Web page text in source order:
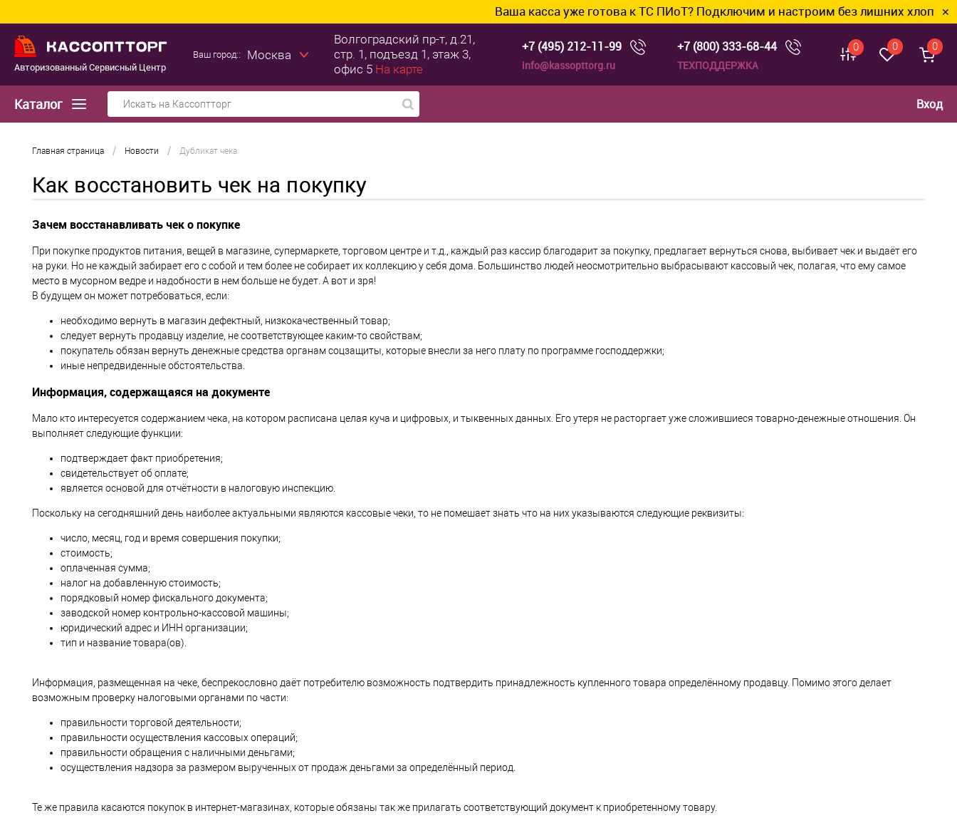
Ваша касса уже готова к ТС ПИоТ? Подключим и настроим без лишних хлопот. ✕
Авторизованный Сервисный Центр
Ваш город:: Москва
Волгоградский пр-т, д.21,
стр. 1, подъезд 1, этаж 3,
офис 5 На карте
+7 (495) 212-11-99
info@kassopttorg.ru
+7 (800) 333-68-44
ТЕХПОДДЕРЖКА
0 0 0
Каталог Вход
Главная страница / Новости / Дубликат чека
Как восстановить чек на покупку
Зачем восстанавливать чек о покупке
При покупке продуктов питания, вещей в магазине, супермаркете, торговом центре и т.д., каждый раз кассир благодарит за покупку, предлагает вернуться снова, выбивает чек и выдаёт его
на руки. Но не каждый забирает его с собой и тем более не собирает их коллекцию у себя дома. Большинство людей неосмотрительно выбрасывают кассовый чек, полагая, что ему самое
место в мусорном ведре и надобности в нем больше не будет. А вот и зря!
В будущем он может потребоваться, если:
необходимо вернуть в магазин дефектный, низкокачественный товар;
следует вернуть продавцу изделие, не соответствующее каким-то свойствам;
покупатель обязан вернуть денежные средства органам соцзащиты, которые внесли за него плату по программе господдержки;
иные непредвиденные обстоятельства.
Информация, содержащаяся на документе
Мало кто интересуется содержанием чека, на котором расписана целая куча и цифровых, и тыквенных данных. Его утеря не расторгает уже сложившиеся товарно-денежные отношения. Он
выполняет следующие функции:
подтверждает факт приобретения;
свидетельствует об оплате;
является основой для отчётности в налоговую инспекцию.
Поскольку на сегодняшний день наиболее актуальными являются кассовые чеки, то не помешает знать что на них указываются следующие реквизиты:
число, месяц, год и время совершения покупки;
стоимость;
оплаченная сумма;
налог на добавленную стоимость;
порядковый номер фискального документа;
заводской номер контрольно-кассовой машины;
юридический адрес и ИНН организации;
тип и название товара(ов).
Информация, размещенная на чеке, беспрекословно даёт потребителю возможность подтвердить принадлежность купленного товара определённому продавцу. Помимо этого делает
возможным проверку налоговыми органами по части:
правильности торговой деятельности;
правильности осуществления кассовых операций;
правильности обращения с наличными деньгами;
осуществления надзора за размером вырученных от продаж деньгами за определённый период.
Те же правила касаются покупок в интернет-магазинах, которые обязаны так же прилагать соответствующий документ к приобретенному товару.